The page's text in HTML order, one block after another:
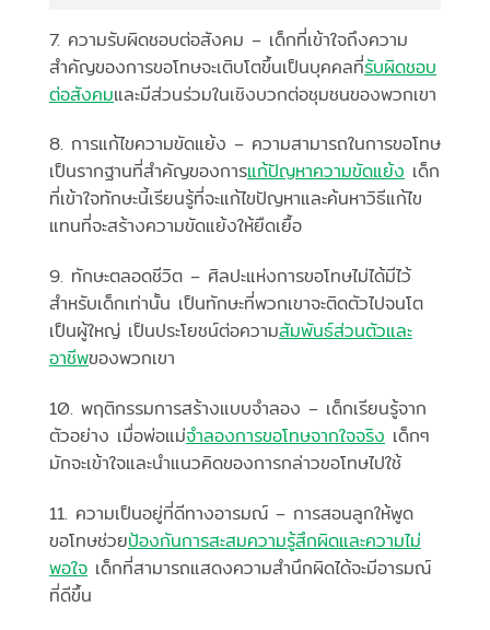
7. ความรับผิดชอบต่อสังคม – เด็กที่เข้าใจถึงความ
สำคัญของการขอโทษจะเติบโตขึ้นเป็นบุคคลที่รับผิดชอบ
ต่อสังคมและมีส่วนร่วมในเชิงบวกต่อชุมชนของพวกเขา
8. การแก้ไขความขัดแย้ง – ความสามารถในการขอโทษ
เป็นรากฐานที่สำคัญของการแก้ปัญหาความขัดแย้ง เด็ก
ที่เข้าใจทักษะนี้เรียนรู้ที่จะแก้ไขปัญหาและค้นหาวิธีแก้ไข
แทนที่จะสร้างความขัดแย้งให้ยืดเยื้อ
9. ทักษะตลอดชีวิต – ศิลปะแห่งการขอโทษไม่ได้มีไว้
สำหรับเด็กเท่านั้น เป็นทักษะที่พวกเขาจะติดตัวไปจนโต
เป็นผู้ใหญ่ เป็นประโยชน์ต่อความสัมพันธ์ส่วนตัวและ
อาชีพของพวกเขา
10. พฤติกรรมการสร้างแบบจำลอง – เด็กเรียนรู้จาก
ตัวอย่าง เมื่อพ่อแม่จำลองการขอโทษจากใจจริง เด็กๆ
มักจะเข้าใจและนำแนวคิดของการกล่าวขอโทษไปใช้
11. ความเป็นอยู่ที่ดีทางอารมณ์ – การสอนลูกให้พูด
ขอโทษช่วยป้องกันการสะสมความรู้สึกผิดและความไม่
พอใจ เด็กที่สามารถแสดงความสำนึกผิดได้จะมีอารมณ์
ที่ดีขึ้น